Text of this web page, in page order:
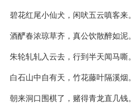
碧花红尾小仙犬，闲吠五云嗔客来。
酒酽春浓琼草齐，真公饮散醉如泥。
朱轮轧轧入云去，行到半天闻马嘶。
白石山中自有天，竹花藤叶隔溪烟。
朝来洞口围棋了，赌得青龙直几钱。